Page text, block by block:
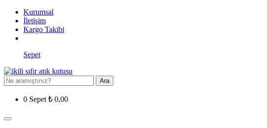
Kurumsal
İletişim
Kargo Takibi
Sepet
Ara
0 Sepet ₺ 0,00